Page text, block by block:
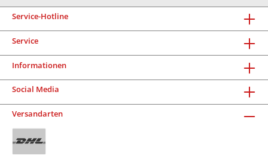
Service-Hotline
Service
Informationen
Social Media
Versandarten